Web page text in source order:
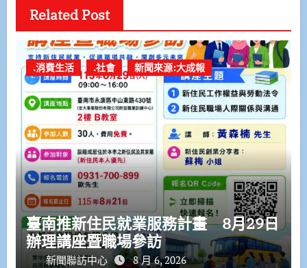
Related Post
.消費生活 .社會 新聞來源:大成報
臺南推新住民就業服務計畫 8月29日
辦理講座暨職場參訪
新聞聯訪中心 8 月 6, 2026